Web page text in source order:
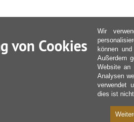
von Cookies
Wir
können
Außerdem
Website an
Analysen
verwendet
dies ist